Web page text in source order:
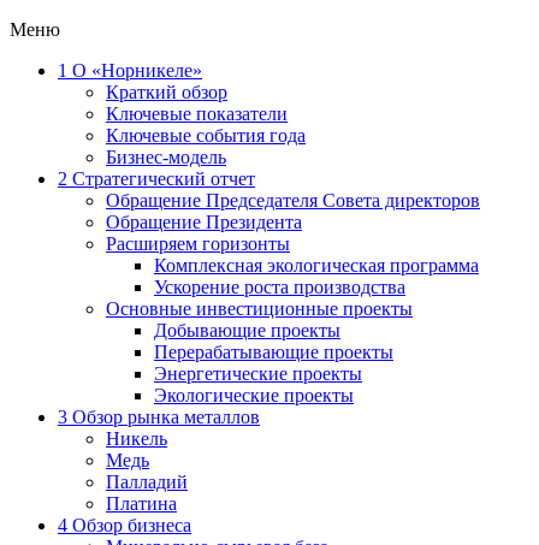
Меню
1 О «Норникеле»
Краткий обзор
Ключевые показатели
Ключевые события года
Бизнес-модель
2 Стратегический отчет
Обращение Председателя Совета директоров
Обращение Президента
Расширяем горизонты
Комплексная экологическая программа
Ускорение роста производства
Основные инвестиционные проекты
Добывающие проекты
Перерабатывающие проекты
Энергетические проекты
Экологические проекты
3 Обзор рынка металлов
Никель
Медь
Палладий
Платина
4 Обзор бизнеса